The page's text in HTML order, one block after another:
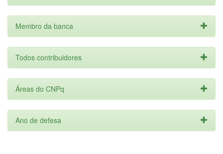
Membro da banca
Todos contribuidores
Áreas do CNPq
Ano de defesa